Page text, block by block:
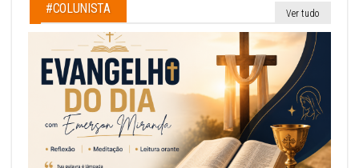
#COLUNISTA Ver tudo